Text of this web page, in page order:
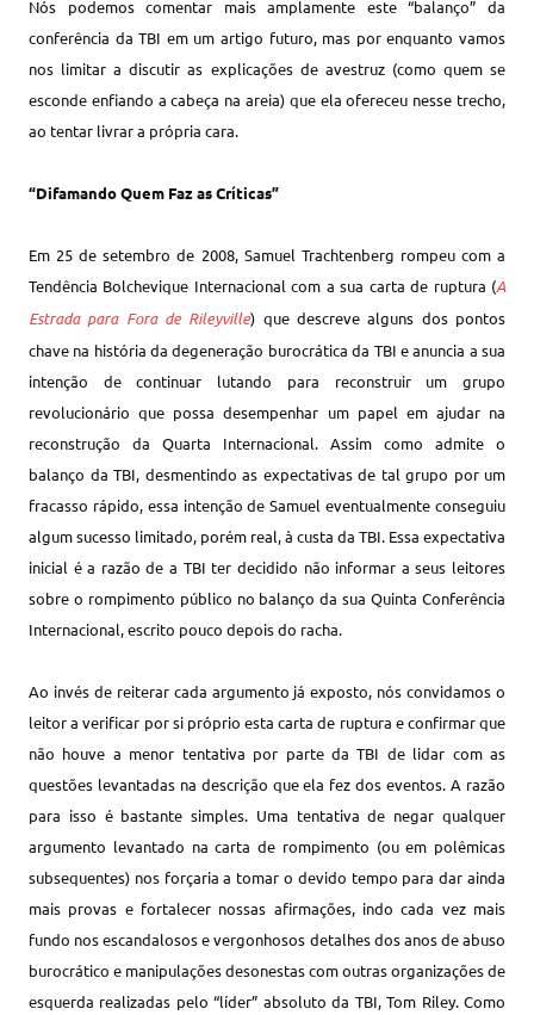
Nós podemos comentar mais amplamente este “balanço” da
conferência da TBI em um artigo futuro, mas por enquanto vamos
nos limitar a discutir as explicações de avestruz (como quem se
esconde enfiando a cabeça na areia) que ela ofereceu nesse trecho,
ao tentar livrar a própria cara.
“Difamando Quem Faz as Críticas”
Em 25 de setembro de 2008, Samuel Trachtenberg rompeu com a
Tendência Bolchevique Internacional com a sua carta de ruptura (A
Estrada para Fora de Rileyville) que descreve alguns dos pontos
chave na história da degeneração burocrática da TBI e anuncia a sua
intenção de continuar lutando para reconstruir um grupo
revolucionário que possa desempenhar um papel em ajudar na
reconstrução da Quarta Internacional. Assim como admite o
balanço da TBI, desmentindo as expectativas de tal grupo por um
fracasso rápido, essa intenção de Samuel eventualmente conseguiu
algum sucesso limitado, porém real, à custa da TBI. Essa expectativa
inicial é a razão de a TBI ter decidido não informar a seus leitores
sobre o rompimento público no balanço da sua Quinta Conferência
Internacional, escrito pouco depois do racha.
Ao invés de reiterar cada argumento já exposto, nós convidamos o
leitor a verificar por si próprio esta carta de ruptura e confirmar que
não houve a menor tentativa por parte da TBI de lidar com as
questões levantadas na descrição que ela fez dos eventos. A razão
para isso é bastante simples. Uma tentativa de negar qualquer
argumento levantado na carta de rompimento (ou em polêmicas
subsequentes) nos forçaria a tomar o devido tempo para dar ainda
mais provas e fortalecer nossas afirmações, indo cada vez mais
fundo nos escandalosos e vergonhosos detalhes dos anos de abuso
burocrático e manipulações desonestas com outras organizações de
esquerda realizadas pelo “líder” absoluto da TBI, Tom Riley. Como